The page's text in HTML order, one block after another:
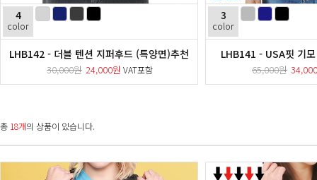
4
color
LHB142 - 더블 텐션 지퍼후드 (특양면)추천
30,000원 24,000원 VAT포함
3
color
LHB141 - USA핏 기
65,000원
총 18개의 상품이 있습니다.